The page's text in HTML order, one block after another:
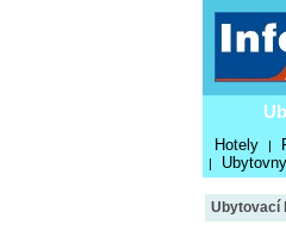
Hotely |
|
Ubytovací